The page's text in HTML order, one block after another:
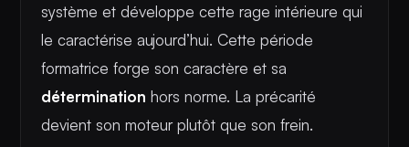
système et développe cette rage intérieure qui
le caractérise aujourd’hui. Cette période
formatrice forge son caractère et sa
détermination hors norme. La précarité
devient son moteur plutôt que son frein.